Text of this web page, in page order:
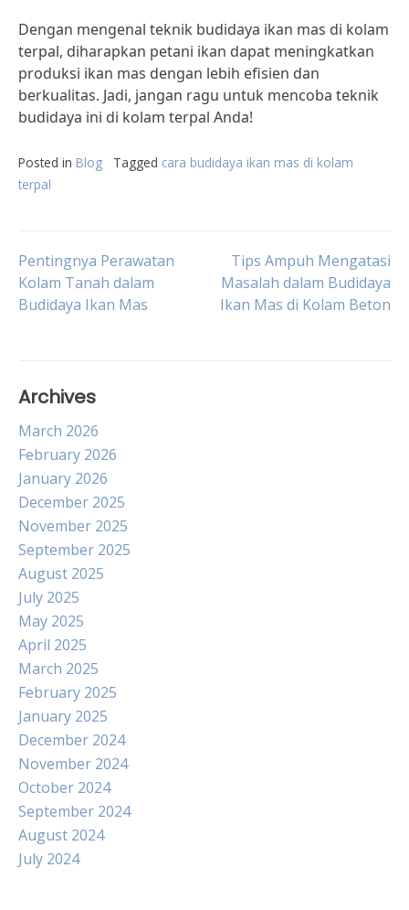
Dengan mengenal teknik budidaya ikan mas di kolam
terpal, diharapkan petani ikan dapat meningkatkan
produksi ikan mas dengan lebih efisien dan
berkualitas. Jadi, jangan ragu untuk mencoba teknik
budidaya ini di kolam terpal Anda!
Posted in Blog Tagged cara budidaya ikan mas di kolam
terpal
Post
navigation
Pentingnya Perawatan
Kolam Tanah dalam
Budidaya Ikan Mas
Tips Ampuh Mengatasi
Masalah dalam Budidaya
Ikan Mas di Kolam Beton
Archives
March 2026
February 2026
January 2026
December 2025
November 2025
September 2025
August 2025
July 2025
May 2025
April 2025
March 2025
February 2025
January 2025
December 2024
November 2024
October 2024
September 2024
August 2024
July 2024